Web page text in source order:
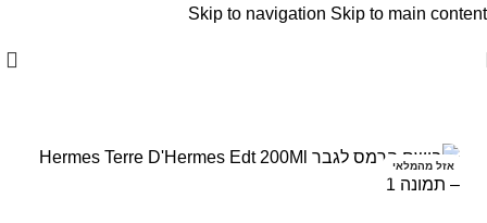
Skip to navigation Skip to main content
אזל מהמלאי